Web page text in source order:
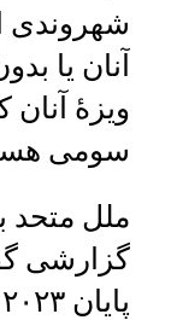
شهروندی
آنان یا
ویزۀ
سومی